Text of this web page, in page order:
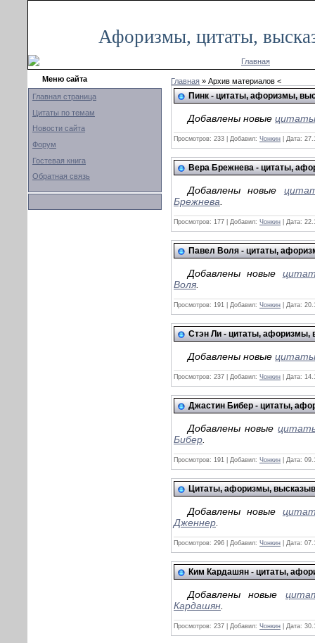
Афоризмы, цитаты,
Главная
Меню сайта
Главная страница
Цитаты по темам
Новости сайта
Форум
Гостевая книга
Обратная связь
Главная » Архив материалов <
Пинк - цитаты, афоризмы,
Добавлены новые
Просмотров: 233 Добавил: Чонкин Дата:
Вера Брежнева - цитаты,
Добавлены новые
Брежнева
Просмотров: 177 Добавил: Чонкин Дата:
Павел Воля - цитаты,
Добавлены новые
Воля
Просмотров: 191 Добавил: Чонкин Дата:
Стэн Ли - цитаты, афоризмы,
Добавлены новые
Просмотров: 237 Добавил: Чонкин Дата:
Джастин Бибер - цитаты,
Добавлены новые
Бибер
Просмотров: 191 Добавил: Чонкин Дата:
Цитаты, афоризмы,
Добавлены новые
Дженнер
Просмотров: 296 Добавил: Чонкин Дата:
Ким Кардашян - цитаты,
Добавлены новые
Кардашян
Просмотров: 237 Добавил: Чонкин Дата: